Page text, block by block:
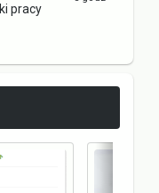
pracy